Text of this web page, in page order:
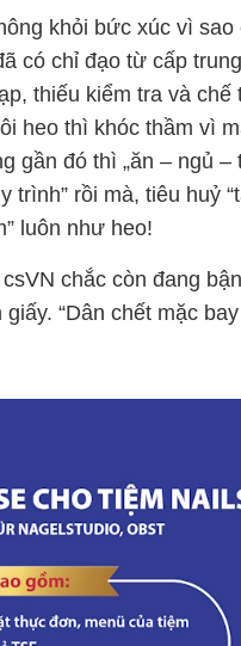
khỏi bức xúc vì
có chỉ đạo từ cấp
thiếu kiểm tra và
heo thì khóc thầm vì
gần đó thì „ăn – ngủ
trình” rồi mà, tiêu huỷ
luôn như heo!
chắc còn đang
“Dân chết mặc